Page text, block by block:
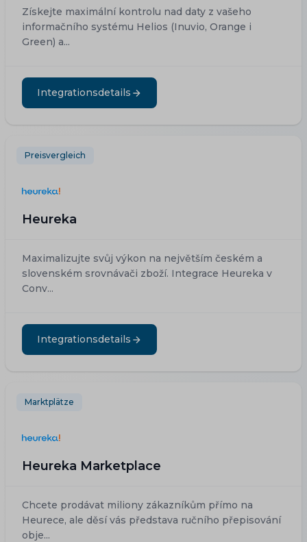
Získejte maximální kontrolu nad daty z vašeho
informačního systému Helios (Inuvio, Orange i
Green) a...
Integrationsdetails
Preisvergleich
Heureka
Maximalizujte svůj výkon na největším českém a
slovenském srovnávači zboží. Integrace Heureka v
Conv...
Integrationsdetails
Marktplätze
Heureka Marketplace
Chcete prodávat miliony zákazníkům přímo na
Heurece, ale děsí vás představa ručního přepisování
obje...